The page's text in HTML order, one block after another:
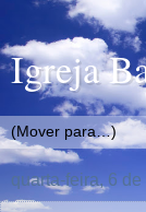
Igreja
quarta-feira, 6